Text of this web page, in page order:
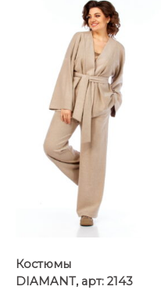
Костюмы
DIAMANT, арт: 2143